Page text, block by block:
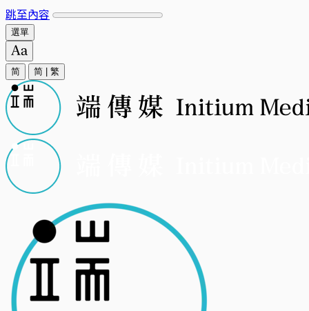
跳至內容
選單
简 简 繁